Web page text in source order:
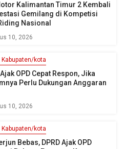
Kalimantan Timur 2 Kembali
Gemilang di Kompetisi
Nasional
10, 2026
Kabupaten/kota
OPD Cepat Respon, Jika
Perlu Dukungan Anggaran
10, 2026
Kabupaten/kota
Bebas, DPRD Ajak OPD